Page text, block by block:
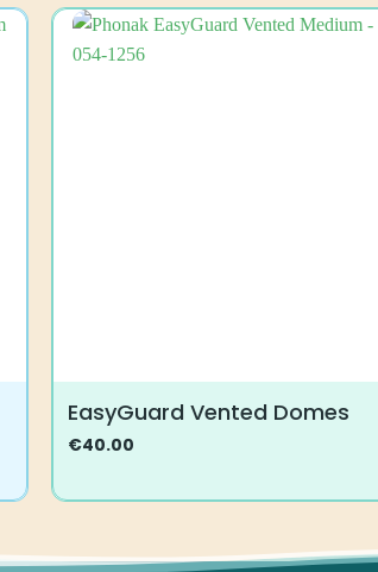
EasyGuard Vented Domes
€40.00
tuotteella